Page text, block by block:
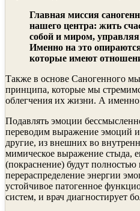
Главная миссия
нашего центра: жить
собой и миром,
Именно на это
которые имеют
Также в основе Саногенного
принципа, которые мы
облегчения их жизни. А
Подавлять эмоции
переводим выражение эмоций
другие, из внешних во
мимическое выражение стыда,
(покраснение) будут
перераспределение энергии
устойчивое патогенное
систем, и врач диагностирует